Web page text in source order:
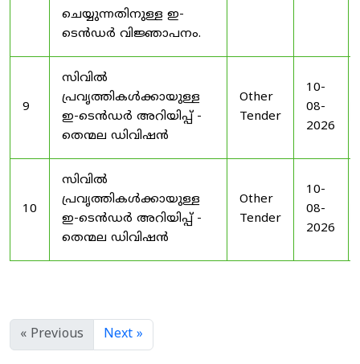
ചെയ്യുന്നതിനുള്ള ഇ-
ടെൻഡർ വിജ്ഞാപനം.
9
സിവിൽ
പ്രവൃത്തികൾക്കായുള്ള
ഇ-ടെൻഡർ അറിയിപ്പ് -
തെന്മല ഡിവിഷൻ
Other
Tender
10-
08-
2026
10
സിവിൽ
പ്രവൃത്തികൾക്കായുള്ള
ഇ-ടെൻഡർ അറിയിപ്പ് -
തെന്മല ഡിവിഷൻ
Other
Tender
10-
08-
2026
« Previous Next »